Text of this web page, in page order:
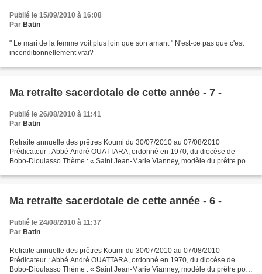
Publié le 15/09/2010 à 16:08
Par Batin
" Le mari de la femme voit plus loin que son amant " N'est-ce pas que c'est
inconditionnellement vrai?
Ma retraite sacerdotale de cette année - 7 -
Publié le 26/08/2010 à 11:41
Par Batin
Retraite annuelle des prêtres Koumi du 30/07/2010 au 07/08/2010
Prédicateur : Abbé André OUATTARA, ordonné en 1970, du diocèse de
Bobo-Dioulasso Thème : « Saint Jean-Marie Vianney, modèle du prêtre pour
Ma retraite sacerdotale de cette année - 6 -
Publié le 24/08/2010 à 11:37
Par Batin
Retraite annuelle des prêtres Koumi du 30/07/2010 au 07/08/2010
Prédicateur : Abbé André OUATTARA, ordonné en 1970, du diocèse de
Bobo-Dioulasso Thème : « Saint Jean-Marie Vianney, modèle du prêtre pour